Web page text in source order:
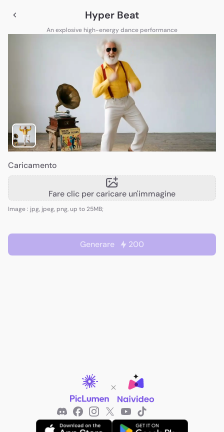
Caricamento
Fare clic per caricare un'immagine
Image : jpg, jpeg, png, up to 25MB;
Generare 200
Hyper Beat
An explosive high-energy dance performance